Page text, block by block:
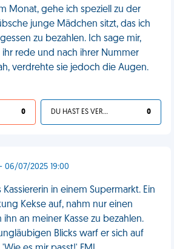
Monat, gehe ich speziell zu der
junge Mädchen sitzt, das ich
zu bezahlen. Ich sage mir,
ihr rede und nach ihrer Nummer
verdrehte sie jedoch die Augen.
0 DU HAST ES VERDIENT 0
06/07/2025 19:00
in einem Supermarkt. Ein
Kekse auf, nahm nur einen
ihn an meiner Kasse zu bezahlen.
Blicks warf er sich auf